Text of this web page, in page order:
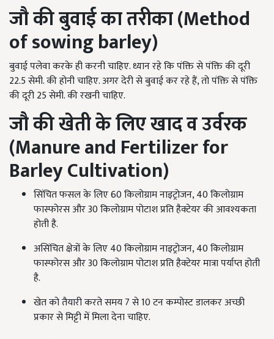
जौ कीबुवाई का तरीका (Method
of sowing barley)
बुवाई पलेवा करके ही करनी चाहिए. ध्यान रहे कि पंक्ति से पंक्ति की दूरी
22.5 सेमी. की होनी चाहिए. अगर देरी से बुवाई कर रहे हैं, तो पंक्ति से पंक्ति
की दूरी 25 सेमी. की रखनी चाहिए.
जौ की खेती के लिएखाद व उर्वरक
(Manure and Fertilizer for
Barley Cultivation)
सिंचित फसल के लिए 60 किलोग्राम नाइट्रोजन, 40 किलोग्राम
फास्फोरस और 30 किलोग्राम पोटाश प्रति हैक्टेयर की आवश्यकता
होती है.
असिंचित क्षेत्रों के लिए 40 किलोग्राम नाइट्रोजन, 40 किलोग्राम
फास्फोरस और 30 किलोग्राम पोटाश प्रति हैक्टेयर मात्रा पर्याप्त होती
है.
खेत को तैयारी करते समय 7 से 10 टन कम्पोस्ट डालकर अच्छी
प्रकार से मिट्टी में मिला देना चाहिए.